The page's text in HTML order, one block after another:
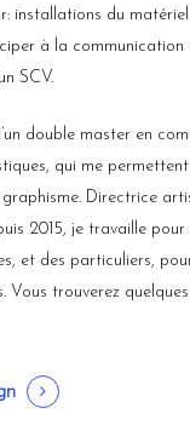
installations du
à la communication
SCV.
double master en
qui me
Directrice
2015, je travaille pour
et des particuliers,
Vous trouverez